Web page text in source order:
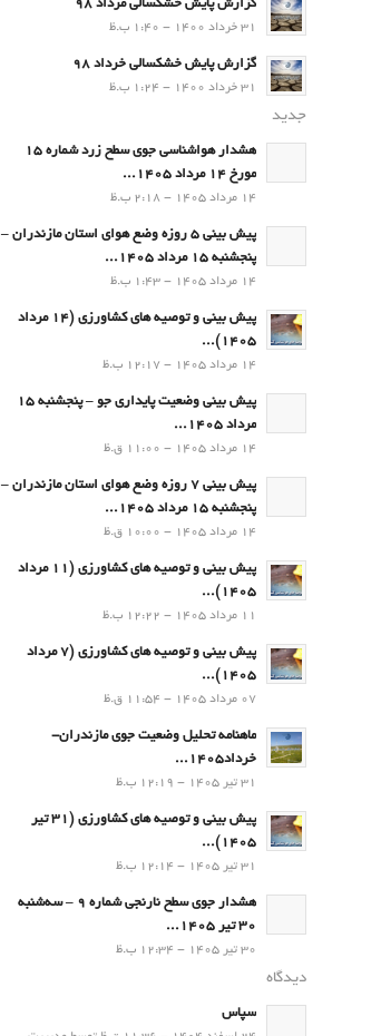
گزارش پایش خشکسالی مرداد 98
31 خرداد 1400 - 1:40 ب.ظ
گزارش پایش خشکسالی خرداد 98
31 خرداد 1400 - 1:24 ب.ظ
جدید
هشدار هواشناسی جوی سطح زرد شماره 15
مورخ 14 مرداد 1405...
14 مرداد 1405 - 2:18 ب.ظ
پیش بینی 5 روزه وضع هوای استان مازندران –
پنجشنبه 15 مرداد 1405...
14 مرداد 1405 - 1:43 ب.ظ
پیش بینی و توصیه های کشاورزی (14 مرداد
۱۴۰۵)...
14 مرداد 1405 - 12:17 ب.ظ
پیش بینی وضعیت پایداری جو – پنجشنبه 15
مرداد 1405...
14 مرداد 1405 - 11:00 ق.ظ
پیش بینی 7 روزه وضع هوای استان مازندران –
پنجشنبه 15 مرداد 1405...
14 مرداد 1405 - 10:00 ق.ظ
پیش بینی و توصیه های کشاورزی (11 مرداد
۱۴۰۵)...
11 مرداد 1405 - 12:22 ب.ظ
پیش بینی و توصیه های کشاورزی (7 مرداد
۱۴۰۵)...
07 مرداد 1405 - 11:54 ق.ظ
ماهنامه تحلیل وضعیت جوی مازندران-
خرداد1405...
31 تیر 1405 - 12:19 ب.ظ
پیش بینی و توصیه های کشاورزی (31 تیر
۱۴۰۵)...
31 تیر 1405 - 12:14 ب.ظ
هشدار جوی سطح نارنجی شماره 9 – سه‌شنبه
30 تیر 1405...
30 تیر 1405 - 12:34 ب.ظ
دیدگاه
سپاس